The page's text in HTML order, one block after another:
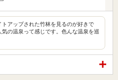
トアップされた竹林を見るのが好きで
の温泉って感じです。色んな温泉を巡